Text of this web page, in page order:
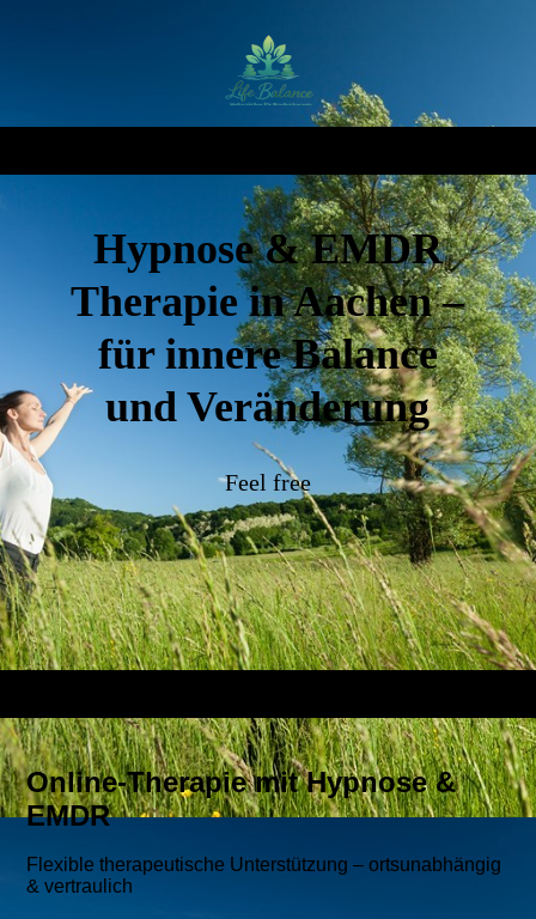
Hypnose & EMDR
Therapie in Aachen –
für innere Balance
und Veränderung
Feel free
Online-Therapie mit Hypnose &
EMDR
Flexible therapeutische Unterstützung – ortsunabhängig
& vertraulich